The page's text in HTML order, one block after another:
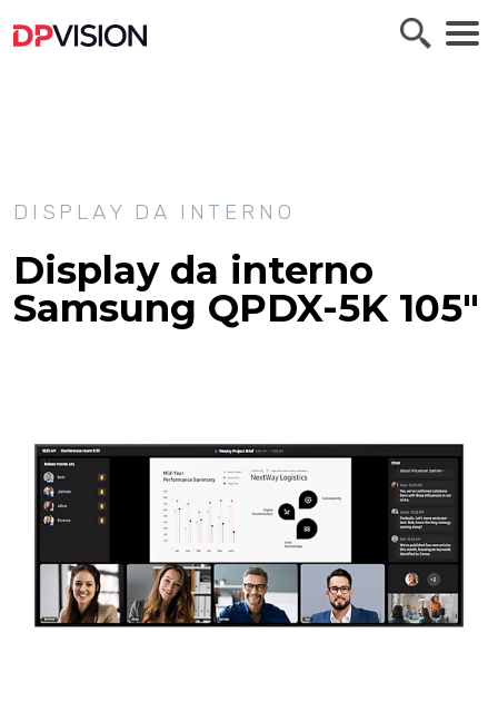
DISPLAY DA INTERNO
Display da interno
Samsung QPDX-5K 105"